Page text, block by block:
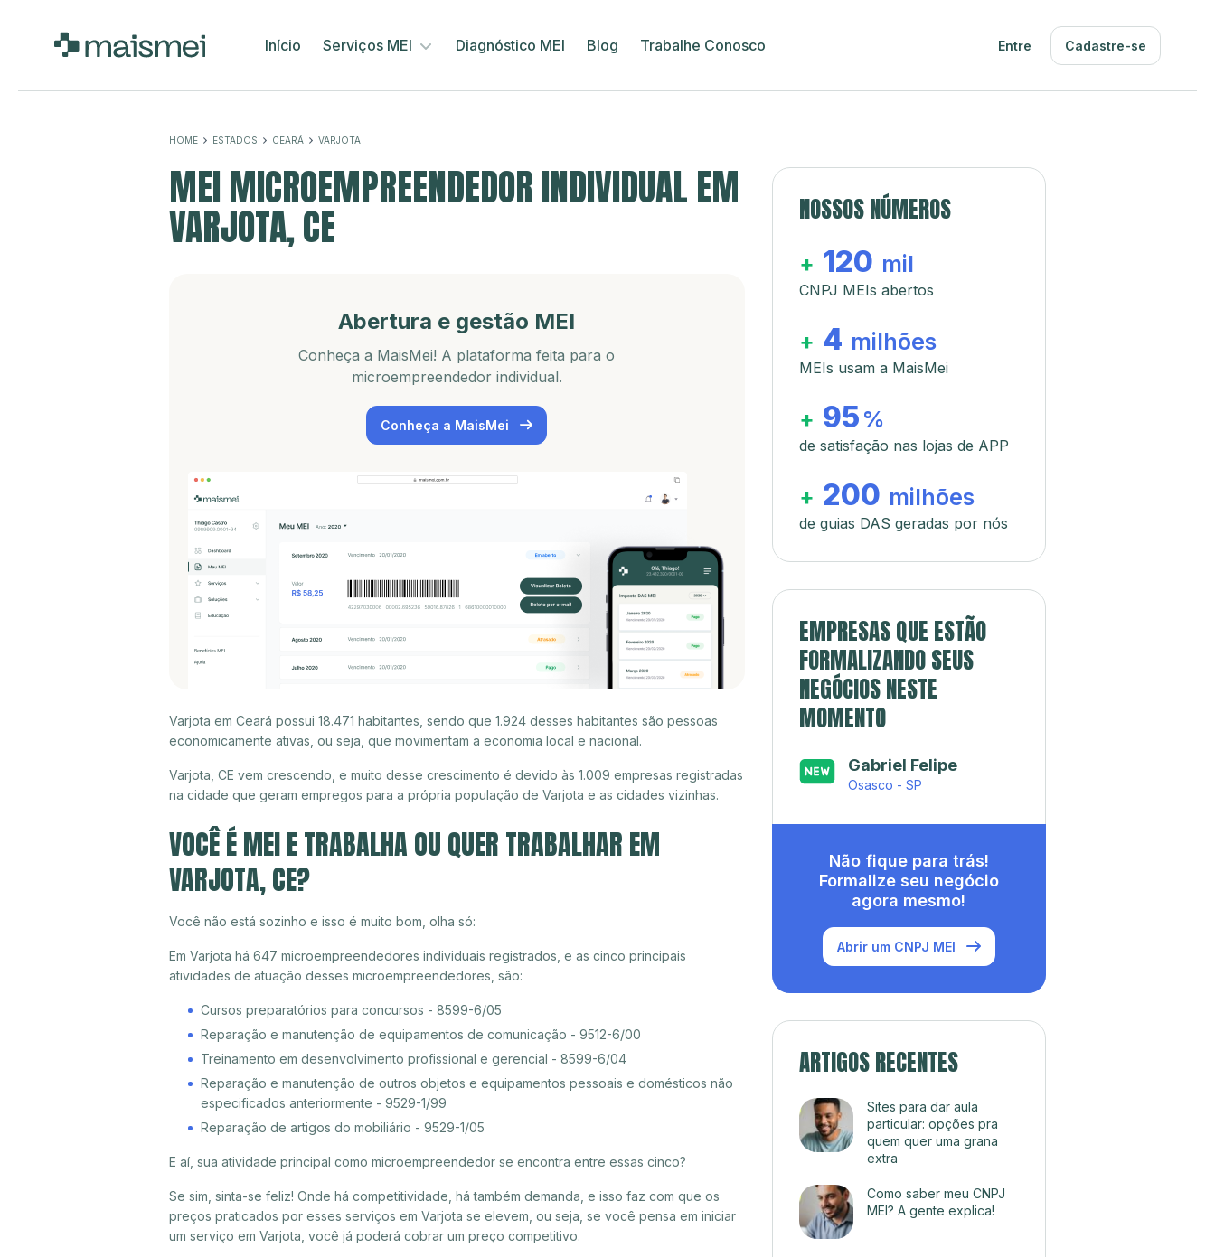
Início Serviços MEI Diagnóstico MEI Blog Trabalhe Conosco Entre Cadastre-se
HOME ESTADOS CEARÁ VARJOTA
MEI MICROEMPREENDEDOR INDIVIDUAL EM
VARJOTA, CE
Abertura e gestão MEI
Conheça a MaisMei! A plataforma feita para o
microempreendedor individual.
Conheça a MaisMei
Varjota em Ceará possui 18.471 habitantes, sendo que 1.924 desses habitantes são pessoas
economicamente ativas, ou seja, que movimentam a economia local e nacional.
Varjota, CE vem crescendo, e muito desse crescimento é devido às 1.009 empresas registradas
na cidade que geram empregos para a própria população de Varjota e as cidades vizinhas.
VOCÊ É MEI E TRABALHA OU QUER TRABALHAR EM
VARJOTA, CE?
Você não está sozinho e isso é muito bom, olha só:
Em Varjota há 647 microempreendedores individuais registrados, e as cinco principais
atividades de atuação desses microempreendedores, são:
Cursos preparatórios para concursos - 8599-6/05
Reparação e manutenção de equipamentos de comunicação - 9512-6/00
Treinamento em desenvolvimento profissional e gerencial - 8599-6/04
Reparação e manutenção de outros objetos e equipamentos pessoais e domésticos não
especificados anteriormente - 9529-1/99
Reparação de artigos do mobiliário - 9529-1/05
E aí, sua atividade principal como microempreendedor se encontra entre essas cinco?
Se sim, sinta-se feliz! Onde há competitividade, há também demanda, e isso faz com que os
preços praticados por esses serviços em Varjota se elevem, ou seja, se você pensa em iniciar
um serviço em Varjota, você já poderá cobrar um preço competitivo.
NOSSOS NÚMEROS
+ 120 mil
CNPJ MEIs abertos
+ 4 milhões
MEIs usam a MaisMei
+ 95 %
de satisfação nas lojas de APP
+ 200 milhões
de guias DAS geradas por nós
EMPRESAS QUE ESTÃO
FORMALIZANDO SEUS
NEGÓCIOS NESTE
MOMENTO
Gabriel Felipe
Osasco - SP
Não fique para trás!
Formalize seu negócio
agora mesmo!
Abrir um CNPJ MEI
ARTIGOS RECENTES
Sites para dar aula
particular: opções pra
quem quer uma grana
extra
Como saber meu CNPJ
MEI? A gente explica!